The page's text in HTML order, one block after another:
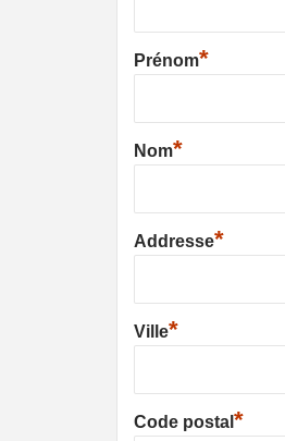
Prénom*
Nom*
Addresse*
Ville*
Code postal *